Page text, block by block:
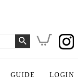
GUIDE LOGIN